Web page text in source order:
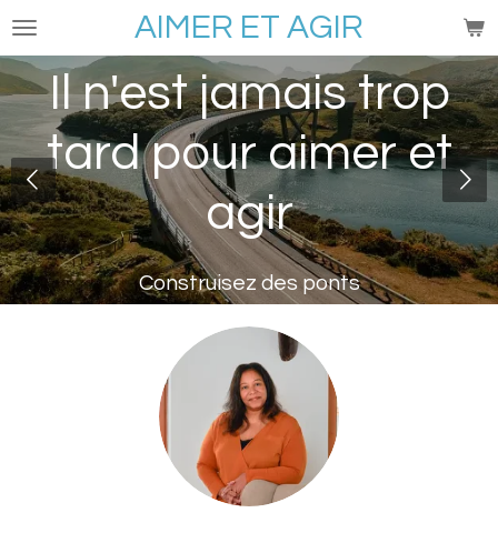
Passer
contenu
principal
AIMER ET AGIR
Il n'est jamais trop
tard pour aimer et
agir
Construisez des ponts